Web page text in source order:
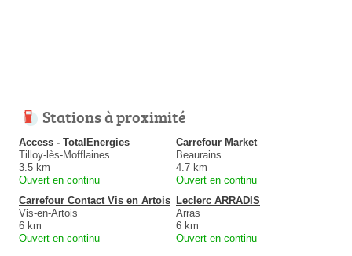
Stations à proximité
Access - TotalEnergies
Tilloy-lès-Mofflaines
3.5 km
Ouvert en continu
Carrefour Market
Beaurains
4.7 km
Ouvert en continu
Carrefour Contact Vis en Artois
Vis-en-Artois
6 km
Ouvert en continu
Leclerc ARRADIS
Arras
6 km
Ouvert en continu